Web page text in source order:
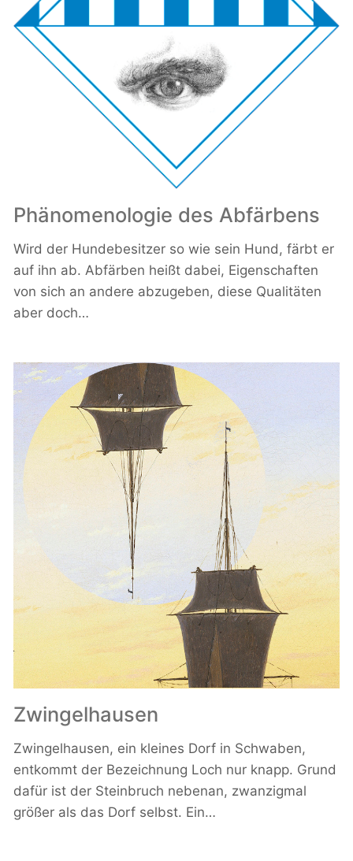
Phänomenologie des Abfärbens
Wird der Hundebesitzer so wie sein Hund, färbt er
auf ihn ab. Abfärben heißt dabei, Eigenschaften
von sich an andere abzugeben, diese Qualitäten
aber doch…
Zwingelhausen
Zwingelhausen, ein kleines Dorf in Schwaben,
entkommt der Bezeichnung Loch nur knapp. Grund
dafür ist der Steinbruch nebenan, zwanzigmal
größer als das Dorf selbst. Ein…